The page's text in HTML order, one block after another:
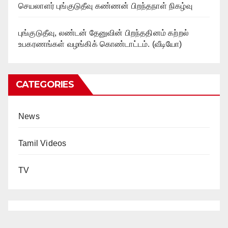
செயலாளர் புங்குடுதீவு கண்ணன் பிறந்தநாள் நிகழ்வு
புங்குடுதீவு, லண்டன் தேனுவின் பிறந்ததினம் கற்றல்
உபகரணங்கள் வழங்கிக் கொண்டாட்டம். (வீடியோ)
CATEGORIES
News
Tamil Videos
TV